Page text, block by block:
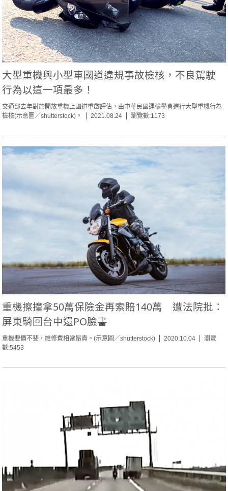
大型重機與小型車國道違規事故檢核，不良駕駛
行為以這一項最多！
交通部去年對於開放重機上國道重啟評估，由中華民國運輸學會進行大型重機行為
檢核(示意圖／shutterstock)。
2021.08.24 瀏覽數:1173
重機擦撞拿50萬保險金再索賠140萬 遭法院批：
屏東騎回台中還PO臉書
重機要價不斐，維修費相當昂貴。(示意圖／shutterstock) 2020.10.04
瀏覽
數:5453